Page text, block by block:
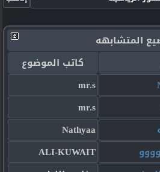
المتشابهه
كاتب الموضوع
mr.s
mr.s
Nathyaa
ALI-KUWAIT